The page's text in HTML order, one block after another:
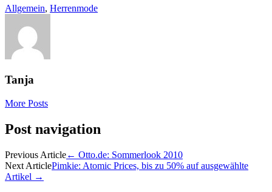
Allgemein, Herrenmode
Tanja
More Posts
Post navigation
Previous Article← Otto.de: Sommerlook 2010
Next ArticlePimkie: Atomic Prices, bis zu 50% auf ausgewählte
Artikel →